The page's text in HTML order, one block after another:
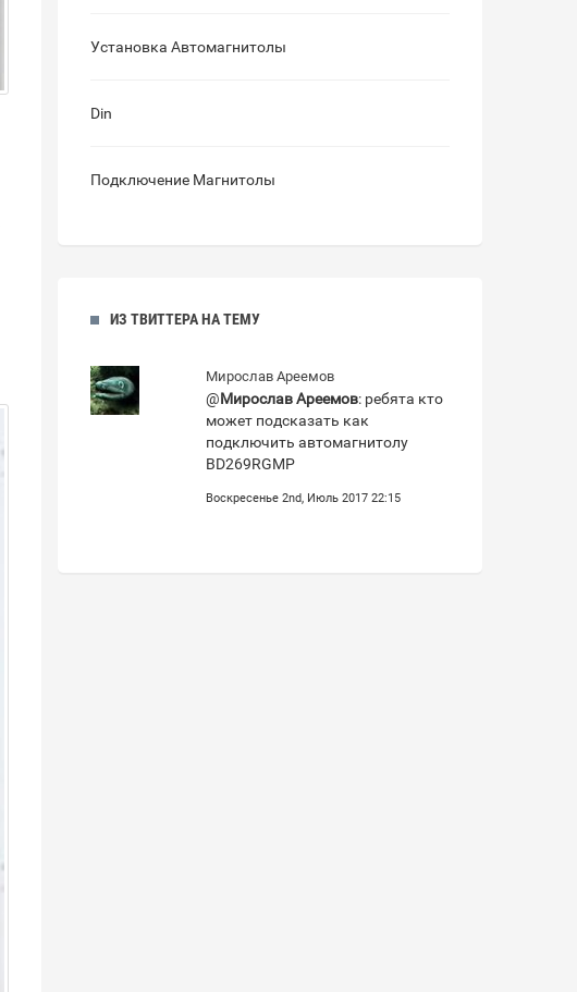
Установка Автомагнитолы
Din
Подключение Магнитолы
ИЗ ТВИТТЕРА НА ТЕМУ
Мирослав Ареемов
@Мирослав Ареемов: ребята кто
может подсказать как
подключить автомагнитолу
BD269RGMP
Воскресенье 2nd, Июль 2017 22:15